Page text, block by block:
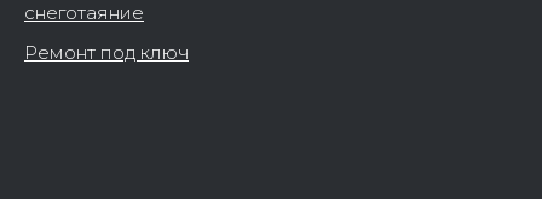
снеготаяние
Ремонт под ключ